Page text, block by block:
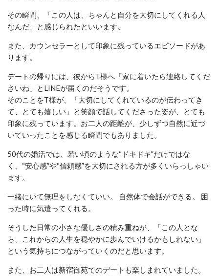
その瞬間、「この人は、ちゃんと自分を大切にしてくれる人
なんだ」と感じられたといいます。
また、カウンセラーとして印象に残っているエピソードがあ
ります。
デートの帰りには、彼からT様へ「家に着いたら連絡してくだ
さいね」とLINEが届くのだそうです。
そのことをT様が、「大切にしてくれているのが伝わってき
て、とても嬉しい」と笑顔で話してくださった姿が、とても
印象に残っています。お二人の距離が、少しずつ自然に近づ
いていったことを感じる瞬間でもありました。
50代の婚活では、若い頃のような“ドキドキ”だけではな
く、“安心感”や“信頼感”を大切にされる方が多くいらっしゃい
ます。
一緒にいて無理をしなくていい。 自然体で会話ができる。 困
った時に気遣ってくれる。
そうした日常の小さな優しさの積み重ねが、「この人とな
ら、これからの人生を穏やかに歩んでいけるかもしれない」
という気持ちにつながっていくのだと思います。
また、お二人は新宿御苑でのデートも楽しまれていました。